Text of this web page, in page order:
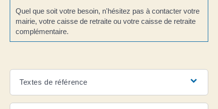
Quel que soit votre besoin, n'hésitez pas à contacter votre
mairie, votre caisse de retraite ou votre caisse de retraite
complémentaire.
Textes de référence